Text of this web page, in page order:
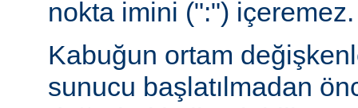
nokta imini (":") içeremez.
Kabuğun ortam
sunucu başlatılmadan